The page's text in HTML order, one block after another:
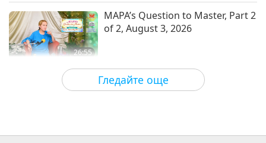
Гледайте още
26:55
MAPA’s Question to Master, Part 2
of 2, August 3, 2026
Важните Новини 2026-08-09 6546
34:10